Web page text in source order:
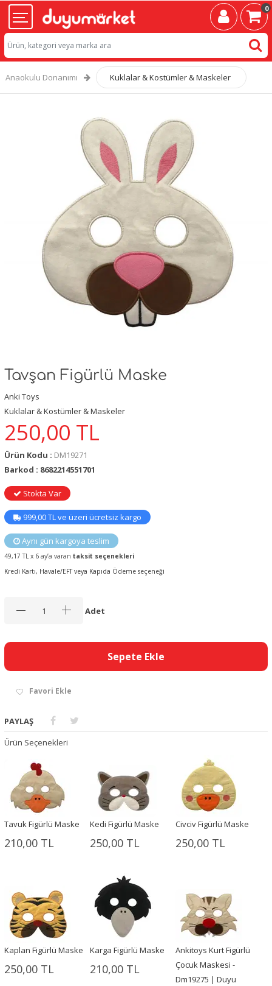
0
Anaokulu Donanımı Kuklalar & Kostümler & Maskeler
Tavşan Figürlü Maske
Anki Toys
Kuklalar & Kostümler & Maskeler
250,00 TL
Ürün Kodu : DM19271
Barkod : 8682214551701
Stokta Var
999,00 TL ve üzeri ücretsiz kargo
Aynı gün kargoya teslim
49,17 TL x 6 ay’a varan taksit seçenekleri
Kredi Kartı, Havale/EFT veya Kapıda Ödeme seçeneği
Adet
Sepete Ekle
Favori Ekle
PAYLAŞ
Ürün Seçenekleri
Tavuk Figürlü Maske
210,00 TL
Kedi Figürlü Maske
250,00 TL
Civciv Figürlü Maske
250,00 TL
Kaplan Figürlü Maske
250,00 TL
Karga Figürlü Maske
210,00 TL
Ankitoys Kurt Figürlü
Çocuk Maskesi -
Dm19275 | Duyu